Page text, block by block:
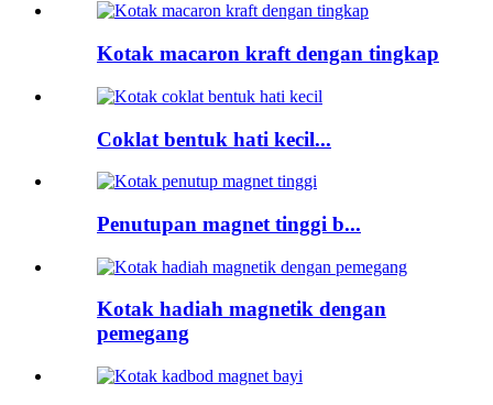
Kotak macaron kraft dengan tingkap
Coklat bentuk hati kecil...
Penutupan magnet tinggi b...
Kotak hadiah magnetik dengan
pemegang